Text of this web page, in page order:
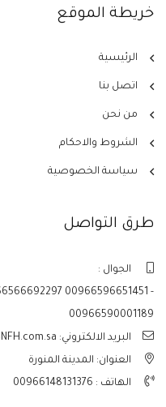
خريطة الموقع
الرئيسية
اتصل بنا
من نحن
الشروط والاحكام
سياسة الخصوصية
طرق التواصل
الجوال :
00966596651451 -
00966590001189
البريد الالكتروني: INFO@NFH.com.sa
العنوان: المدينة المنورة
الهاتف : 00966148131376